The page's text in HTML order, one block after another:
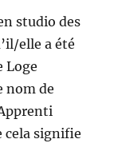
studio des
elle a été
Loge
nom de
cela signifie